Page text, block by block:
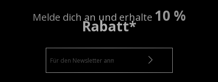
Melde dich an und erhalte 10 %
Rabatt*